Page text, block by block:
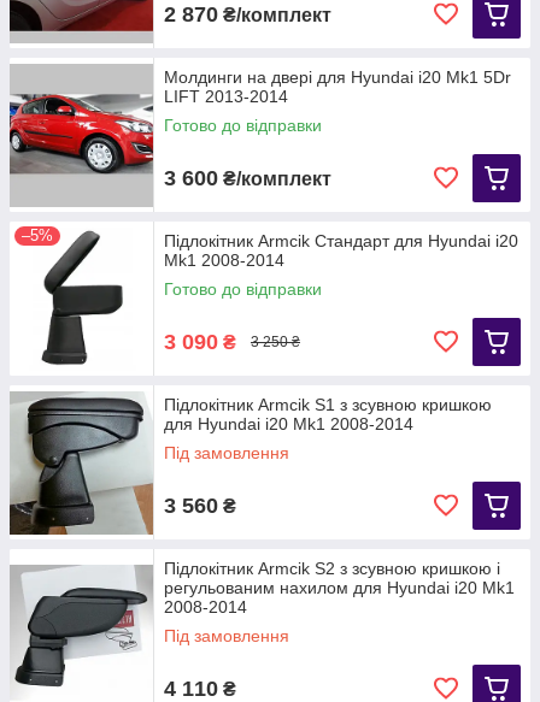
2 870 ₴/комплект
Молдинги на двері для Hyundai i20 Mk1 5Dr
LIFT 2013-2014
Готово до відправки
3 600 ₴/комплект
–5%
Підлокітник Armcik Стандарт для Hyundai i20
Mk1 2008-2014
Готово до відправки
3 090 ₴ 3 250 ₴
Підлокітник Armcik S1 з зсувною кришкою
для Hyundai i20 Mk1 2008-2014
Під замовлення
3 560 ₴
Підлокітник Armcik S2 з зсувною кришкою і
регульованим нахилом для Hyundai i20 Mk1
2008-2014
Під замовлення
4 110 ₴